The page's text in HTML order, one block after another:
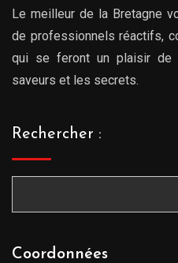
Le meilleur de la Bretagne
de professionnels réactifs,
qui se feront un plaisir de
saveurs et les secrets.
Rechercher :
Coordonnées